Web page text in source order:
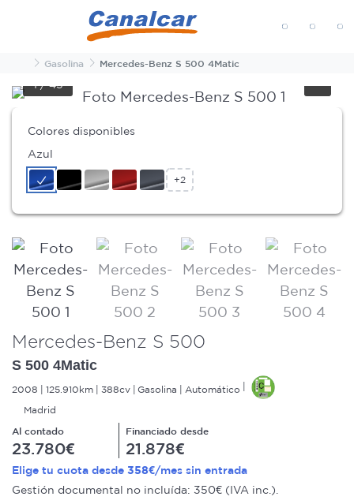
InicioGasolina Mercedes-Benz S 500 4Matic
1/45
Colores disponibles
Azul
+2
Mercedes-Benz S 500
S 500 4Matic
2008 125.910km 388cv Gasolina
Automático
Madrid
Al contado
23.780€
Financiado desde
21.878€
Elige tu cuota desde 358€/mes sin entrada
Gestión documental no incluída: 350€ (IVA inc.).